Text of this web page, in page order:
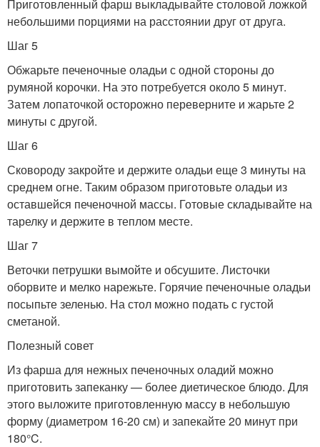
Приготовленный фарш выкладывайте столовой ложкой
небольшими порциями на расстоянии друг от друга.
Шаг 5
Обжарьте печеночные оладьи с одной стороны до
румяной корочки. На это потребуется около 5 минут.
Затем лопаточкой осторожно переверните и жарьте 2
минуты с другой.
Шаг 6
Сковороду закройте и держите оладьи еще 3 минуты на
среднем огне. Таким образом приготовьте оладьи из
оставшейся печеночной массы. Готовые складывайте на
тарелку и держите в теплом месте.
Шаг 7
Веточки петрушки вымойте и обсушите. Листочки
оборвите и мелко нарежьте. Горячие печеночные оладьи
посыпьте зеленью. На стол можно подать с густой
сметаной.
Полезный совет
Из фарша для нежных печеночных оладий можно
приготовить запеканку — более диетическое блюдо. Для
этого выложите приготовленную массу в небольшую
форму (диаметром 16-20 см) и запекайте 20 минут при
180°C.